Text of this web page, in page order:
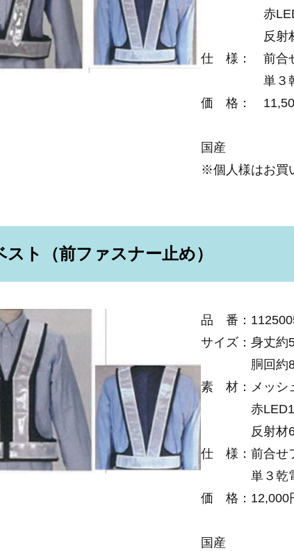
赤
反射材60㎜
仕 様： 前合
単３乾電
価 格： 11,500
国産
※個人様はお買
ト（前ファスナー止め）
品 番：
サイズ：身丈約
胴回約80
素 材：メッシ
赤
反射材60㎜
仕 様：前合せ
単３乾電
価 格：12,000
国産